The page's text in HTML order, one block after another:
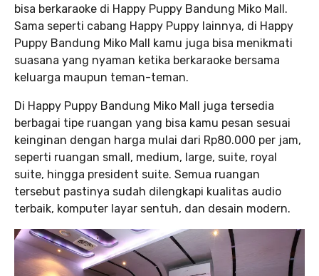
bisa berkaraoke di Happy Puppy Bandung Miko Mall.
Sama seperti cabang Happy Puppy lainnya, di Happy
Puppy Bandung Miko Mall kamu juga bisa menikmati
suasana yang nyaman ketika berkaraoke bersama
keluarga maupun teman-teman.
Di Happy Puppy Bandung Miko Mall juga tersedia
berbagai tipe ruangan yang bisa kamu pesan sesuai
keinginan dengan harga mulai dari Rp80.000 per jam,
seperti ruangan small, medium, large, suite, royal
suite, hingga president suite. Semua ruangan
tersebut pastinya sudah dilengkapi kualitas audio
terbaik, komputer layar sentuh, dan desain modern.